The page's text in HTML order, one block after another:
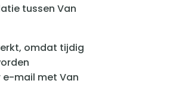
tussen Van
omdat tijdig
e-mail met Van